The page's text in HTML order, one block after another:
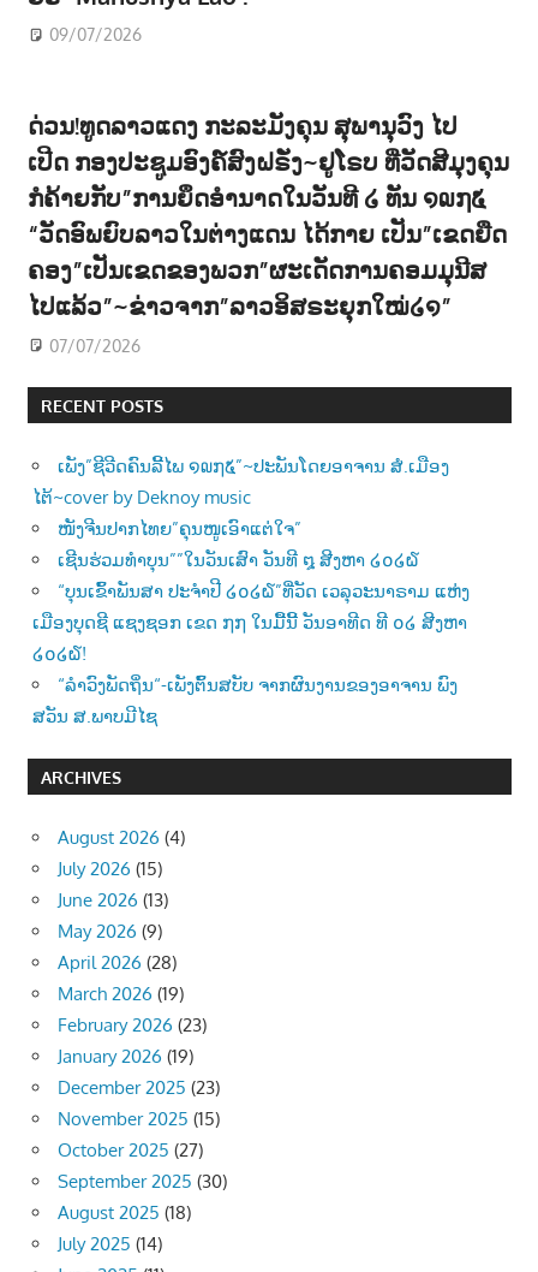
09/07/2026
ດ່ວນ!ທູດລາວແດງ ກະລະມັງຄຸນ ສຸພານຸວົງ ໄປ
ເປີດ ກອງປະຊູມອົງຄ໌ສົງຝຣັ່ງ~ຢູໂຣບ ທີ່ວັດສີມຸງຄຸນ
ກໍຄ້າຍກັບ”ການຍຶດອຳນາດໃນວັນທີ ໒ ທັນ ໑໙໗໕
“ວັດອົພຍົບລາວໃນຕ່າງແດນ ໄດ້ກາຍ ເປັນ”ເຂດຍືດ
ຄອງ”ເປັນເຂດຂອງພວກ”ຜະເດັດການຄອມມຸນີສ
ໄປແລ້ວ”~ຂ່າວຈາກ”ລາວອິສຣະຍຸກໃໝ່໒໑”
07/07/2026
RECENT POSTS
ເພັງ”ຊີວີດຄົນລີ້ໄພ ໑໙໗໕”~ປະພັນໂດຍອາຈານ ສໍ.ເມືອງ
ໄຕ້~cover by Deknoy music
ໜັງຈີນປາກໄທຍ”ຄຸນໜູເອົາແຕ່ໃຈ”
ເຊີນຮ່ວມທຳບຸນ””ໃນວັນເສົາ ວັນທີ ໘ ສີງຫາ ໒໐໒໖
“ບຸນເຂົ້າພັນສາ ປະຈຳປີ ໒໐໒໖”ທີ່ວັດ ເວລຸວະນາຣາມ ແຫ່ງ
ເມືອງບຸດຊີ ແຊງຊອກ ເຂດ ໗໗ ໃນມື້ນີ້ ວັນອາທີດ ທີ ໐໒ ສີງຫາ
໒໐໒໖!
“ລຳວົງພັດຖິ່ນ“-ເພັງຕົ້ນສບັບ ຈາກຜົນງານຂອງອາຈານ ພົງ
ສວັນ ສ.ພາບມີໄຊ
ARCHIVES
August 2026 (4)
July 2026 (15)
June 2026 (13)
May 2026 (9)
April 2026 (28)
March 2026 (19)
February 2026 (23)
January 2026 (19)
December 2025 (23)
November 2025 (15)
October 2025 (27)
September 2025 (30)
August 2025 (18)
July 2025 (14)